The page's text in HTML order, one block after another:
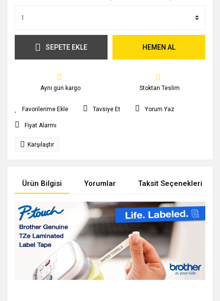
SEPETE EKLE HEMEN AL
Aynı gün kargo Stoktan Teslim
Tavsiye Et Yorum Yaz
Fiyat Alarmı
Karşılaştır
Ürün Bilgisi Yorumlar Taksit Seçenekleri